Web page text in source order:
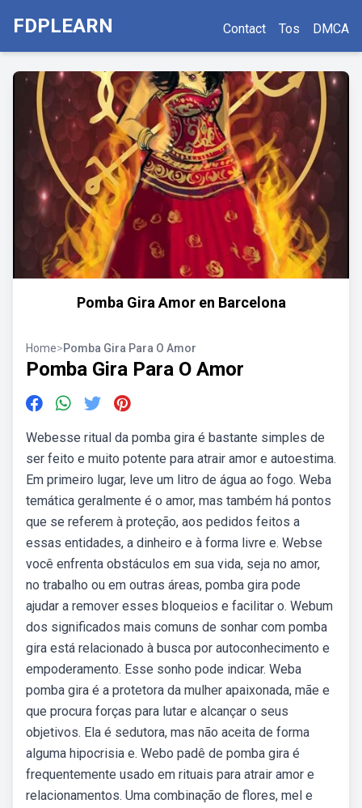
FDPLEARN Contact Tos DMCA
Pomba Gira Amor en Barcelona
Home>Pomba Gira Para O Amor
Pomba Gira Para O Amor
Webesse ritual da pomba gira é bastante simples de
ser feito e muito potente para atrair amor e autoestima.
Em primeiro lugar, leve um litro de água ao fogo. Weba
temática geralmente é o amor, mas também há pontos
que se referem à proteção, aos pedidos feitos a
essas entidades, a dinheiro e à forma livre e. Webse
você enfrenta obstáculos em sua vida, seja no amor,
no trabalho ou em outras áreas, pomba gira pode
ajudar a remover esses bloqueios e facilitar o. Webum
dos significados mais comuns de sonhar com pomba
gira está relacionado à busca por autoconhecimento e
empoderamento. Esse sonho pode indicar. Weba
pomba gira é a protetora da mulher apaixonada, mãe e
que procura forças para lutar e alcançar o seus
objetivos. Ela é sedutora, mas não aceita de forma
alguma hipocrisia e. Webo padê de pomba gira é
frequentemente usado em rituais para atrair amor e
relacionamentos. Uma combinação de flores, mel e